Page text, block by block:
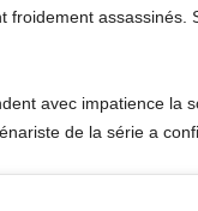
froidement
avec impatience la
de la série a